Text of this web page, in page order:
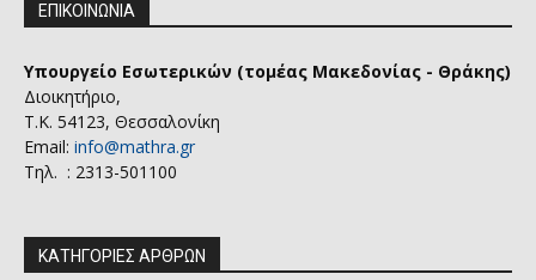
ΕΠΙΚΟΙΝΩΝΙΑ
Υπουργείο Εσωτερικών (τομέας Μακεδονίας - Θράκης)
Διοικητήριο,
Τ.Κ. 54123, Θεσσαλονίκη
Email: info@mathra.gr
Τηλ. : 2313-501100
ΚΑΤΗΓΟΡΙΕΣ ΑΡΘΡΩΝ